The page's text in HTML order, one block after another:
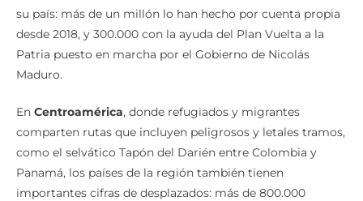
se han producido retornos de ciudadanos venezolanos a
su país: más de un millón lo han hecho por cuenta propia
desde 2018, y 300.000 con la ayuda del Plan Vuelta a la
Patria puesto en marcha por el Gobierno de Nicolás
EnCentroamérica, donde refugiados y migrantes
comparten rutas que incluyen peligrosos y letales tramos,
como el selvático Tapón del Darién entre Colombia y
Panamá, los países de la región también tienen